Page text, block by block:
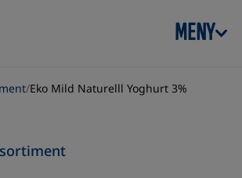
MENY
/Eko Mild Naturelll Yoghurt 3%